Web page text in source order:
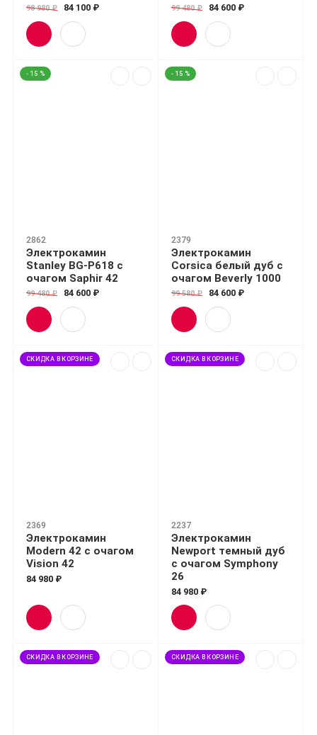
98 980 ₽ 84 100 ₽ 99 480 ₽ 84 600 ₽
- 15 %
2862
Электрокамин
Stanley BG-P618 с
очагом Saphir 42
99 480 ₽ 84 600 ₽
- 15 %
2379
Электрокамин
Corsica белый дуб с
очагом Beverly 1000
99 580 ₽ 84 600 ₽
СКИДКА В КОРЗИНЕ
2369
Электрокамин
Modern 42 с очагом
Vision 42
84 980 ₽
СКИДКА В КОРЗИНЕ
2237
Электрокамин
Newport темный дуб
с очагом Symphony
26
84 980 ₽
СКИДКА В КОРЗИНЕ СКИДКА В КОРЗИНЕ